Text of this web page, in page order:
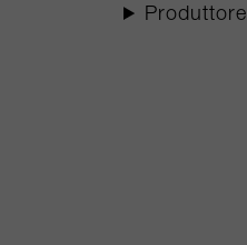
Produttore